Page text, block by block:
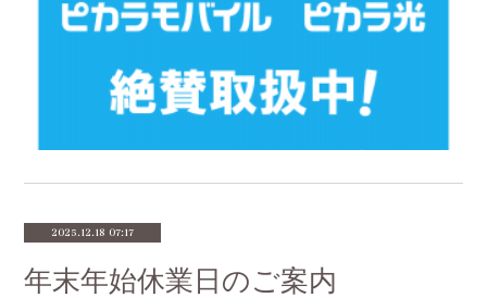
2025.12.18 07:17
年末年始休業日のご案内